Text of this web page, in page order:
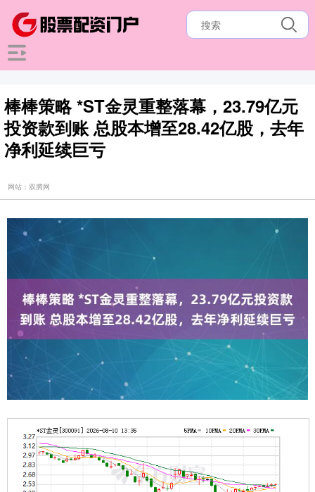
棒棒策略 *ST金灵重整落幕，23.79亿元
投资款到账 总股本增至28.42亿股，去年
净利延续巨亏
网站：双腾网